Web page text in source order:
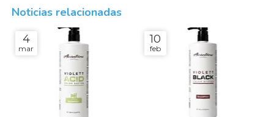
Noticias relacionadas
4
mar
10
feb